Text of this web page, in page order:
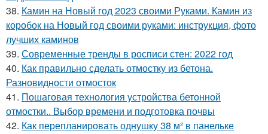
38. Камин на Новый год 2023 своими Руками. Камин из
коробок на Новый год своими руками: инструкция, фото
лучших каминов
39. Современные тренды в росписи стен: 2022 год
40. Как правильно сделать отмостку из бетона.
Разновидности отмосток
41. Пошаговая технология устройства бетонной
отмостки.. Выбор времени и подготовка почвы
42. Как перепланировать однушку 38 м² в панельке